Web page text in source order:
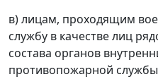
в) лицам, проходящим
службу в качестве лиц
состава органов
противопожарной